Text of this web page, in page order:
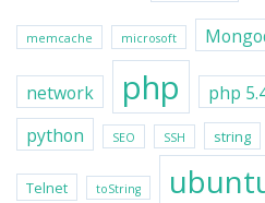
memcache microsoft
network php
php
python
SEO SSH string
Telnet toString